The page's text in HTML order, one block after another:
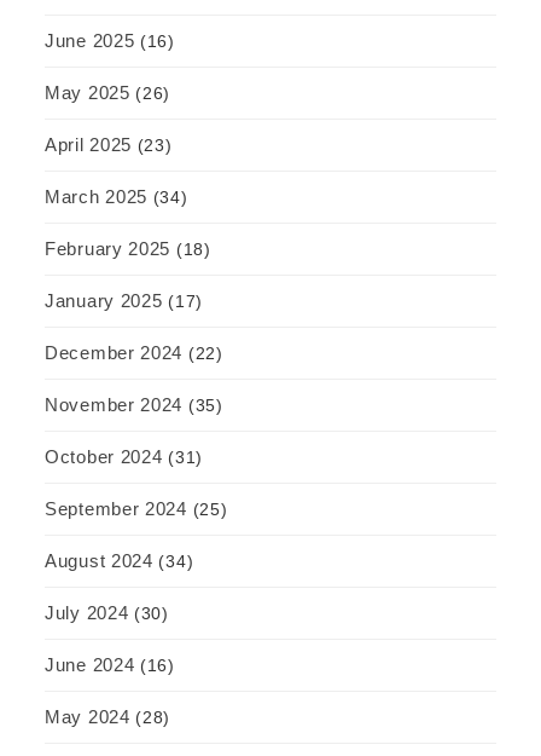
June 2025 (16)
May 2025 (26)
April 2025 (23)
March 2025 (34)
February 2025 (18)
January 2025 (17)
December 2024 (22)
November 2024 (35)
October 2024 (31)
September 2024 (25)
August 2024 (34)
July 2024 (30)
June 2024 (16)
May 2024 (28)